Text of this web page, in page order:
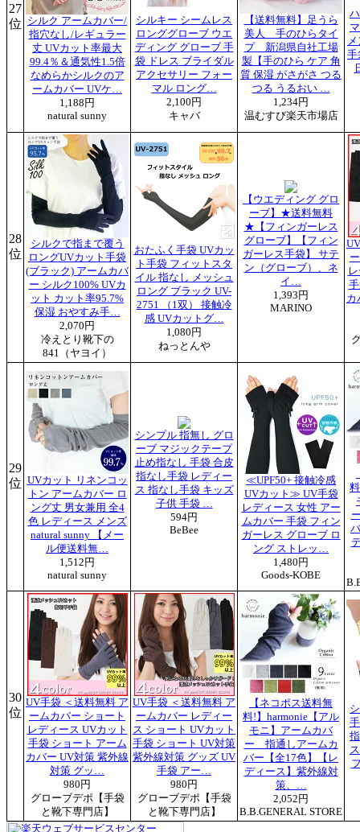
27
位
シルク アームカバー/
指穴なし/レギュラー
丈 UVカット率最大
99.4％＆通気性1.5倍
なめらかシルクのア
ームカバー UVケ…
1,188円
natural sunny
シルキー シームレス
ロンググローブ ウエ
ディング グローブ 手
袋 ドレス ブライダル
アクセサリー フォー
マル ロング…
2,100円
キャバ
【送料無料】足うら
美人 手のひらタイ
プ 新潟県自社工場
製【手のひら ケア 角
質 保湿 がさがさ つる
つる うるおい …
1,234円
温むすび楽天市場店
手
28
位
シルクで指まで覆う
ロングUVカット手袋
(ブラック) アームカバ
ー シルク100% UVカ
ット カット率95.7%
保湿 おやすみ手…
2,070円
冷えとり靴下の
841（ヤヨイ）
おたふく手袋 UVカッ
ト手袋 フィットスタ
イル 指なし メッシュ
ロング ブラック UV-
2751 （1双） 接触冷
感 UVカットグ…
1,080円
ねっとんや
【ウエディング グロ
ーブ】★送料無料
★【フィンガーレス
グローブ】【フィン
ガーレス手袋】 サテ
ン（グローブ）、ネ
イ…
1,393円
MARINO
カ
29
位 UVカット リネンコッ
トン アームカバー ロ
ング丈 男女兼用 全4
色 レディース メンズ
natural sunny 【メー
ル便送料無…
1,512円
natural sunny
シンプル 指無し グロ
ーブ マジックテープ
止め指なし 手袋 合皮
指なし手袋 レディー
ス 指なし手袋 キッズ
子供 手袋 …
594円
BeBee
≪UPF50+ 接触冷感
UVカット≫ UV手袋
レディース 女性 アー
ムカバー 手袋 フィン
ガーレス グローブ ロ
ング ストレッ…
1,480円
Goods-KOBE
30
位
UV手袋 ＜送料無料 ア
ームカバー ショート
レディース UVカット
手袋 ショート アーム
カバー UV対策 紫外線
対策 グッ…
980円
グローブデポ【手袋
と靴下専門店】
UV手袋 ＜送料無料 ア
ームカバー レディー
ス ショート UVカット
手袋 ショート UV対策
紫外線対策 グッズ UV
手袋 アー…
980円
グローブデポ【手袋
と靴下専門店】
【ネコポス送料無
料!】harmonie【アル
モニ】アームカバ
ー 指通しアームカ
バー【全17色】【レ
ディース】紫外線対
策、…
2,052円
B.B.GENERAL STORE